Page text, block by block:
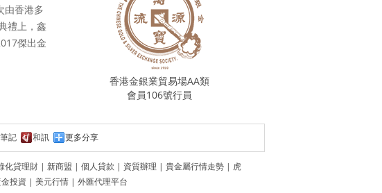
由香港多
禮上，鑫
傑出金
香港金銀業貿易場AA類
會員106號行員
記 和訊 更多分享
化貸理財 | 新商盟 | 個人貸款 | 資質辦理 | 貴金屬行情走勢 | 虎
投資 | 美元行情 | 外匯代理平台